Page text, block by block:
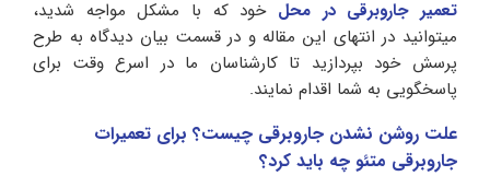
تعمیر جاروبرقی در محل خود که با مشکل مواجه شدید،
میتوانید در انتهای این مقاله و در قسمت بیان دیدگاه به طرح
پرسش خود بپردازید تا کارشناسان ما در اسرع وقت برای
پاسخگویی به شما اقدام نمایند.
علت روشن نشدن جاروبرقی چیست؟ برای تعمیرات
جاروبرقی متئو چه باید کرد؟